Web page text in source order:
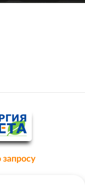
запросу